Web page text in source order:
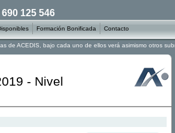
- Nivel
125 546
Formación Bonificada Contacto
de ACEDIS, bajo cada uno de ellos verá asimismo otros